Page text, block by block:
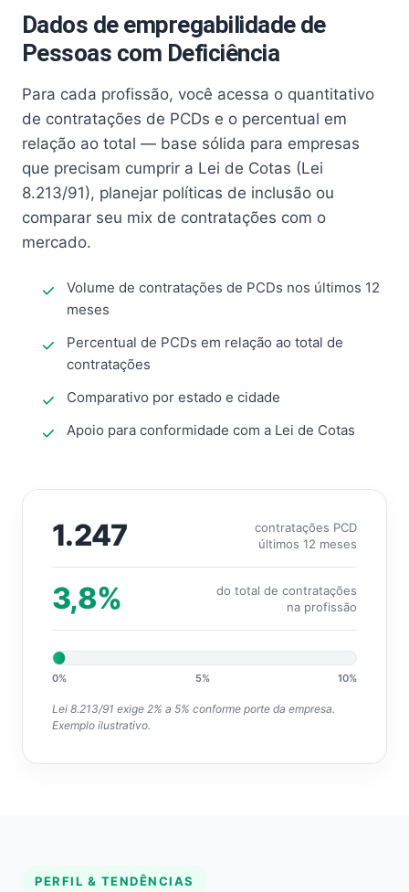
Dados de empregabilidade de
Pessoas com Deficiência
Para cada profissão, você acessa o quantitativo
de contratações de PCDs e o percentual em
relação ao total — base sólida para empresas
que precisam cumprir a Lei de Cotas (Lei
8.213/91), planejar políticas de inclusão ou
comparar seu mix de contratações com o
mercado.
Volume de contratações de PCDs nos últimos 12
meses
Percentual de PCDs em relação ao total de
contratações
Comparativo por estado e cidade
Apoio para conformidade com a Lei de Cotas
1.247
contratações PCD
últimos 12 meses
3,8%
do total de contratações
na profissão
0% 5% 10%
Lei 8.213/91 exige 2% a 5% conforme porte da empresa.
Exemplo ilustrativo.
PERFIL & TENDÊNCIAS